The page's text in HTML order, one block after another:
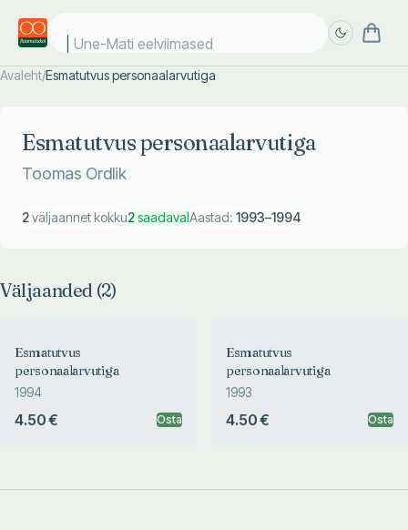
Une-Mati eelviimased k
Avaleht/Esmatutvus personaalarvutiga
Esmatutvus personaalarvutiga
Toomas Ordlik
2väljaannet kokku2saadavalAastad: 1993–1994
Väljaanded (2)
Esmatutvus
personaalarvutiga
1994
4.50 € Osta
Esmatutvus
personaalarvutiga
1993
4.50 € Osta